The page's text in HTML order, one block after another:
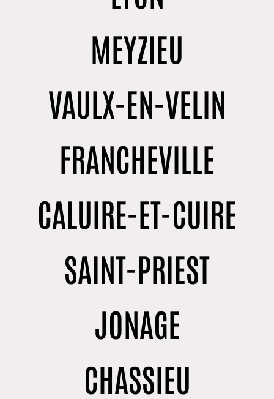
MEYZIEU
VAULX-EN-VELIN
FRANCHEVILLE
CALUIRE-ET-CUIRE
SAINT-PRIEST
JONAGE
CHASSIEU